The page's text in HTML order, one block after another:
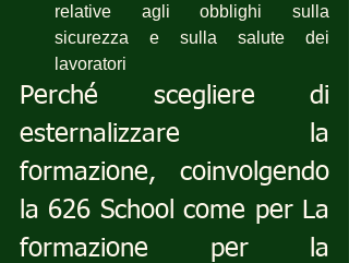
relative agli obblighi sulla
sicurezza e sulla salute dei
lavoratori
Perché scegliere di
esternalizzare la
formazione, coinvolgendo
la 626 School come per La
formazione per la